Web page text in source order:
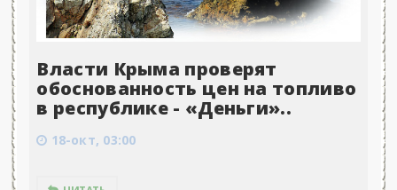
Власти Крыма проверят
обоснованность цен на топливо
в республике - «Деньги»..
18-окт, 03:00